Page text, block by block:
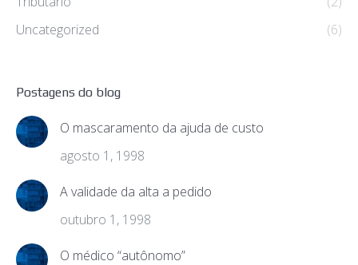
Uncategorized
(6)
Postagens do blog
O mascaramento da ajuda de custo
agosto 1, 1998
A validade da alta a pedido
outubro 1, 1998
O médico “autônomo”